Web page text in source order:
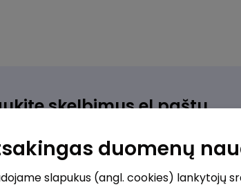
skelbimus el.paštu
atsiras, iš karto gausite jį el. paštu.
duomenų
slapukus (angl. cookies) lankytojų